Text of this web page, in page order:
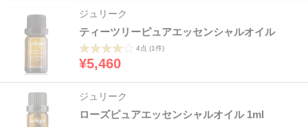
ジュリーク
ティーツリーピュアエッセンシャルオイル
4点 (1件)
¥5,460
ジュリーク
ローズピュアエッセンシャルオイル 1ml